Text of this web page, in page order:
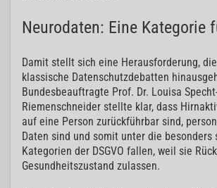
Neurodaten: Eine Kategorie
Damit stellt sich eine Herausforderung,
klassische Datenschutzdebatten
Bundesbeauftragte Prof. Dr. Louisa
Riemenschneider stellte klar, dass
auf eine Person zurückführbar sind,
Daten sind und somit unter die besonders
Kategorien der DSGVO fallen, weil sie
Gesundheitszustand zulassen.